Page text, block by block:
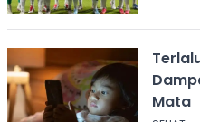
Mata